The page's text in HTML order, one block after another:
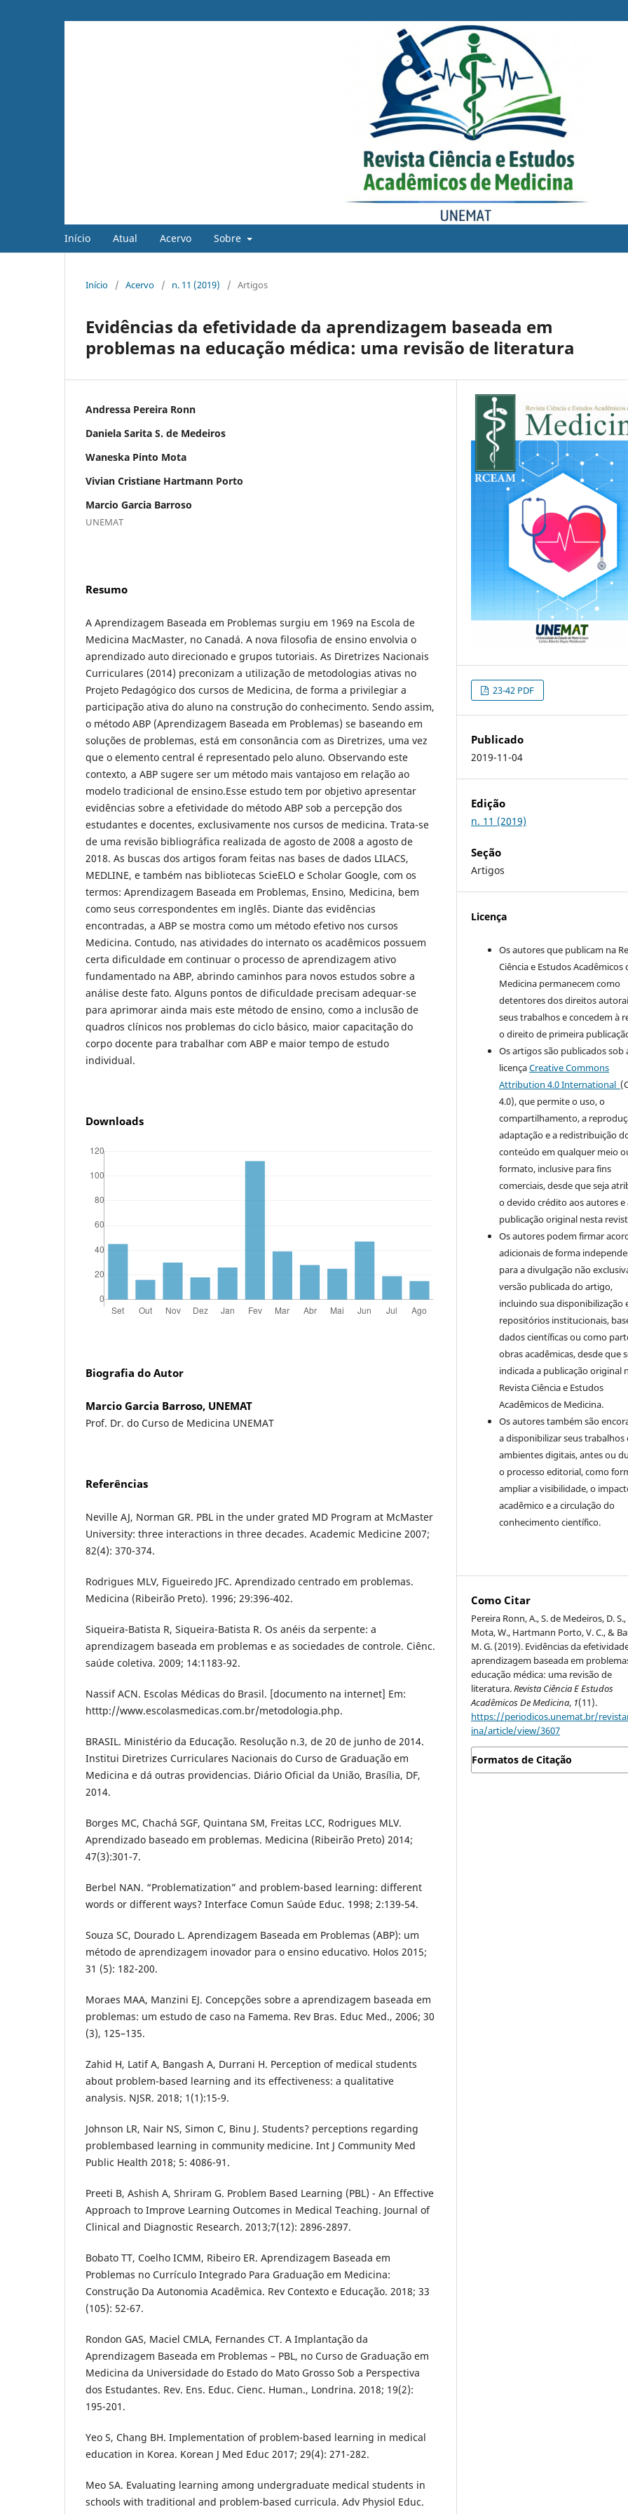
Início Atual Acervo Sobre
Início / Acervo / n. 11 (2019) / Artigos
Evidências da efetividade da aprendizagem baseada em
problemas na educação médica: uma revisão de literatura
Andressa Pereira Ronn
Daniela Sarita S. de Medeiros
Waneska Pinto Mota
Vivian Cristiane Hartmann Porto
Marcio Garcia Barroso
UNEMAT
Resumo
A Aprendizagem Baseada em Problemas surgiu em 1969 na Escola de
Medicina MacMaster, no Canadá. A nova filosofia de ensino envolvia o
aprendizado auto direcionado e grupos tutoriais. As Diretrizes Nacionais
Curriculares (2014) preconizam a utilização de metodologias ativas no
Projeto Pedagógico dos cursos de Medicina, de forma a privilegiar a
participação ativa do aluno na construção do conhecimento. Sendo assim,
o método ABP (Aprendizagem Baseada em Problemas) se baseando em
soluções de problemas, está em consonância com as Diretrizes, uma vez
que o elemento central é representado pelo aluno. Observando este
contexto, a ABP sugere ser um método mais vantajoso em relação ao
modelo tradicional de ensino.Esse estudo tem por objetivo apresentar
evidências sobre a efetividade do método ABP sob a percepção dos
estudantes e docentes, exclusivamente nos cursos de medicina. Trata-se
de uma revisão bibliográfica realizada de agosto de 2008 a agosto de
2018. As buscas dos artigos foram feitas nas bases de dados LILACS,
MEDLINE, e também nas bibliotecas ScieELO e Scholar Google, com os
termos: Aprendizagem Baseada em Problemas, Ensino, Medicina, bem
como seus correspondentes em inglês. Diante das evidências
encontradas, a ABP se mostra como um método efetivo nos cursos
Medicina. Contudo, nas atividades do internato os acadêmicos possuem
certa dificuldade em continuar o processo de aprendizagem ativo
fundamentado na ABP, abrindo caminhos para novos estudos sobre a
análise deste fato. Alguns pontos de dificuldade precisam adequar-se
para aprimorar ainda mais este método de ensino, como a inclusão de
quadros clínicos nos problemas do ciclo básico, maior capacitação do
corpo docente para trabalhar com ABP e maior tempo de estudo
individual.
Downloads
Biografia do Autor
Marcio Garcia Barroso, UNEMAT
Prof. Dr. do Curso de Medicina UNEMAT
Referências
Neville AJ, Norman GR. PBL in the under grated MD Program at McMaster
University: three interactions in three decades. Academic Medicine 2007;
82(4): 370-374.
Rodrigues MLV, Figueiredo JFC. Aprendizado centrado em problemas.
Medicina (Ribeirão Preto). 1996; 29:396-402.
Siqueira-Batista R, Siqueira-Batista R. Os anéis da serpente: a
aprendizagem baseada em problemas e as sociedades de controle. Ciênc.
saúde coletiva. 2009; 14:1183-92.
Nassif ACN. Escolas Médicas do Brasil. [documento na internet] Em:
htttp://www.escolasmedicas.com.br/metodologia.php.
BRASIL. Ministério da Educação. Resolução n.3, de 20 de junho de 2014.
Institui Diretrizes Curriculares Nacionais do Curso de Graduação em
Medicina e dá outras providencias. Diário Oficial da União, Brasília, DF,
2014.
Borges MC, Chachá SGF, Quintana SM, Freitas LCC, Rodrigues MLV.
Aprendizado baseado em problemas. Medicina (Ribeirão Preto) 2014;
47(3):301-7.
Berbel NAN. “Problematization” and problem-based learning: different
words or different ways? Interface Comun Saúde Educ. 1998; 2:139-54.
Souza SC, Dourado L. Aprendizagem Baseada em Problemas (ABP): um
método de aprendizagem inovador para o ensino educativo. Holos 2015;
31 (5): 182-200.
Moraes MAA, Manzini EJ. Concepções sobre a aprendizagem baseada em
problemas: um estudo de caso na Famema. Rev Bras. Educ Med., 2006; 30
(3), 125–135.
Zahid H, Latif A, Bangash A, Durrani H. Perception of medical students
about problem-based learning and its effectiveness: a qualitative
analysis. NJSR. 2018; 1(1):15-9.
Johnson LR, Nair NS, Simon C, Binu J. Students? perceptions regarding
problembased learning in community medicine. Int J Community Med
Public Health 2018; 5: 4086-91.
Preeti B, Ashish A, Shriram G. Problem Based Learning (PBL) - An Effective
Approach to Improve Learning Outcomes in Medical Teaching. Journal of
Clinical and Diagnostic Research. 2013;7(12): 2896-2897.
Bobato TT, Coelho ICMM, Ribeiro ER. Aprendizagem Baseada em
Problemas no Currículo Integrado Para Graduação em Medicina:
Construção Da Autonomia Acadêmica. Rev Contexto e Educação. 2018; 33
(105): 52-67.
Rondon GAS, Maciel CMLA, Fernandes CT. A Implantação da
Aprendizagem Baseada em Problemas – PBL, no Curso de Graduação em
Medicina da Universidade do Estado do Mato Grosso Sob a Perspectiva
dos Estudantes. Rev. Ens. Educ. Cienc. Human., Londrina. 2018; 19(2):
195-201.
Yeo S, Chang BH. Implementation of problem-based learning in medical
education in Korea. Korean J Med Educ 2017; 29(4): 271-282.
Meo SA. Evaluating learning among undergraduate medical students in
schools with traditional and problem-based curricula. Adv Physiol Educ.
23-42 PDF
Publicado
2019-11-04
Edição
n. 11 (2019)
Seção
Artigos
Licença
Os autores que publicam na
Ciência e Estudos Acadêmicos
Medicina permanecem como
detentores dos direitos
seus trabalhos e concedem à
o direito de primeira
Os artigos são publicados sob
licençaCreative Commons
Attribution 4.0 International
4.0), que permite o uso, o
compartilhamento, a
adaptação e a redistribuição
conteúdo em qualquer meio
formato, inclusive para fins
comerciais, desde que seja
o devido crédito aos autores e
publicação original nesta
Os autores podem firmar
adicionais de forma
para a divulgação não
versão publicada do artigo,
incluindo sua disponibilização
repositórios institucionais,
dados científicas ou como
obras acadêmicas, desde que
indicada a publicação original
Revista Ciência e Estudos
Acadêmicos de Medicina.
Os autores também são
a disponibilizar seus trabalhos
ambientes digitais, antes ou
o processo editorial, como
ampliar a visibilidade, o
acadêmico e a circulação do
conhecimento científico.
Como Citar
Pereira Ronn, A., S. de Medeiros, D.
Mota, W., Hartmann Porto, V. C., &
M. G. (2019). Evidências da
aprendizagem baseada em
educação médica: uma revisão de
literatura.Revista Ciência E Estudos
Acadêmicos De Medicina, 1(11).
https://periodicos.unemat.br/
ina/article/view/3607
Formatos de Citação